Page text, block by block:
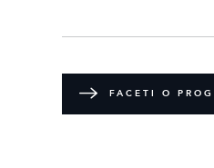
FACETI O